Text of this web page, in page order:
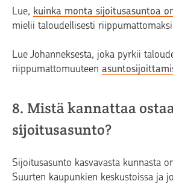
Lue, kuinka monta sijoitusasuntoa
mielii taloudellisesti
Lue Johanneksesta, joka pyrkii
riippumattomuuteen
8. Mistä kannattaa
sijoitusasunto?
Sijoitusasunto kasvavasta kunnasta
Suurten kaupunkien keskustoissa ja